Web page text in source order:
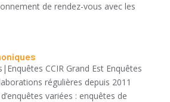
de rendez-vous avec les
CCIR Grand Est Enquêtes
régulières depuis 2011
variées : enquêtes de